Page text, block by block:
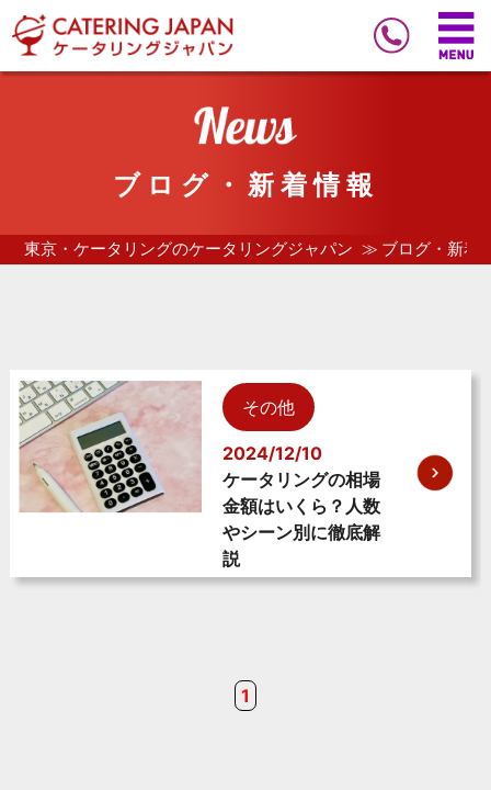
ブログ・新着情報
東京・ケータリングのケータリングジャパン ブログ・新着
その他
2024/12/10
ケータリングの相場
金額はいくら？人数
やシーン別に徹底解
説
1